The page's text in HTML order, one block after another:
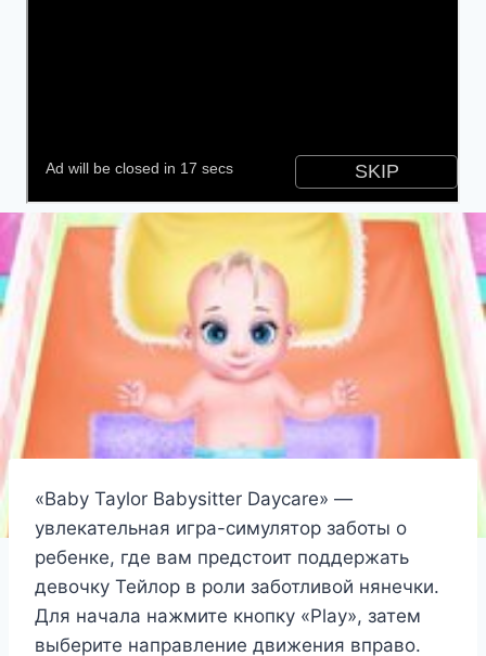
«Baby Taylor Babysitter Daycare» —
увлекательная игра-симулятор заботы о
ребенке, где вам предстоит поддержать
девочку Тейлор в роли заботливой нянечки.
Для начала нажмите кнопку «Play», затем
выберите направление движения вправо.